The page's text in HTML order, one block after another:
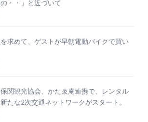
・・」と近づいて
求めて、ゲストが早朝電動バイクで買い
関観光協会、かたゑ庵連携で、レンタル
たな2次交通ネットワークがスタート。